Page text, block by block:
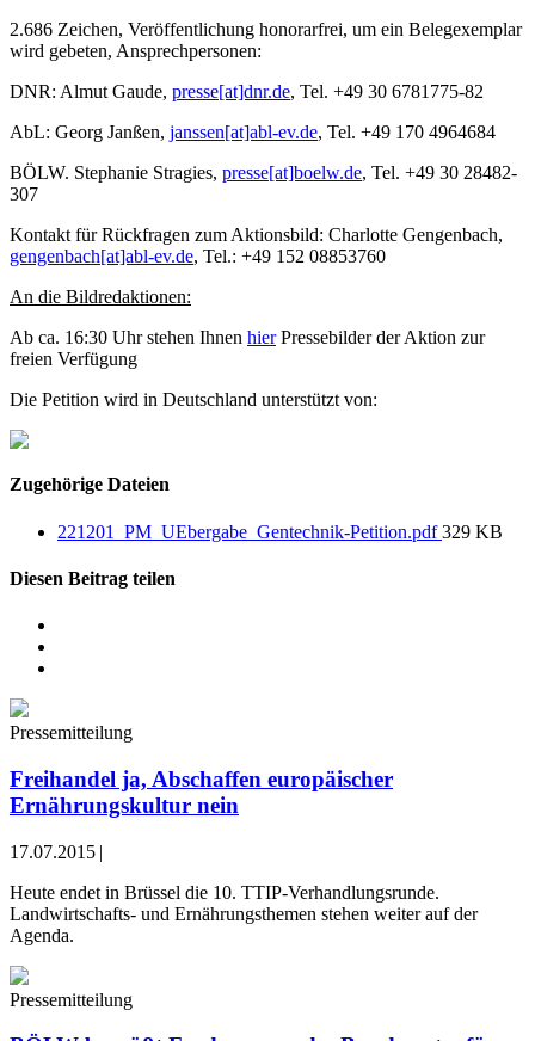
2.686 Zeichen, Veröffentlichung honorarfrei, um ein Belegexemplar
wird gebeten, Ansprechpersonen:
DNR: Almut Gaude, presse[at]dnr.de, Tel. +49 30 6781775-82
AbL: Georg Janßen, janssen[at]abl-ev.de, Tel. +49 170 4964684
BÖLW. Stephanie Stragies, presse[at]boelw.de, Tel. +49 30 28482-
307
Kontakt für Rückfragen zum Aktionsbild: Charlotte Gengenbach,
gengenbach[at]abl-ev.de, Tel.: +49 152 08853760
An die Bildredaktionen:
Ab ca. 16:30 Uhr stehen Ihnen hierPressebilder der Aktion zur
freien Verfügung
Die Petition wird in Deutschland unterstützt von:
Zugehörige Dateien
221201_PM_UEbergabe_Gentechnik-Petition.pdf329 KB
Diesen Beitrag teilen
Pressemitteilung
Freihandel ja, Abschaffen europäischer
Ernährungskultur nein
17.07.2015 |
Heute endet in Brüssel die 10. TTIP-Verhandlungsrunde.
Landwirtschafts- und Ernährungsthemen stehen weiter auf der
Agenda.
Pressemitteilung